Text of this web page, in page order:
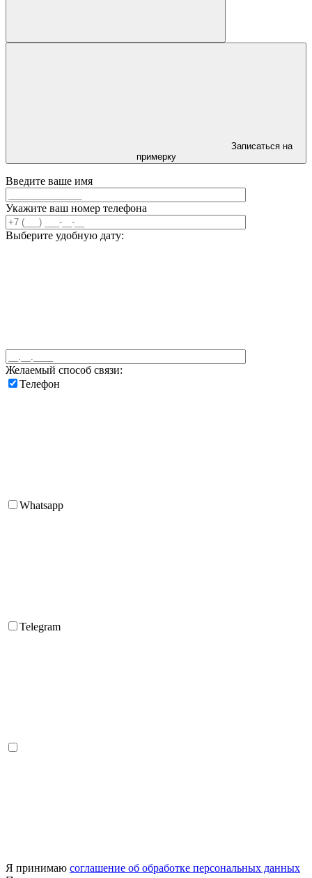
Записаться на
примерку
Введите ваше имя
Укажите ваш номер телефона
Выберите удобную дату:
Желаемый способ связи:
Телефон
Whatsapp
Telegram
Я принимаю соглашение об обработке персональных данных